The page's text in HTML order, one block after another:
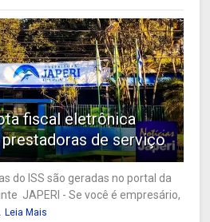
fiscal eletrônica
de serviço
do ISS são geradas no portal da
JAPERI - Se você é empresário,
Leia Mais